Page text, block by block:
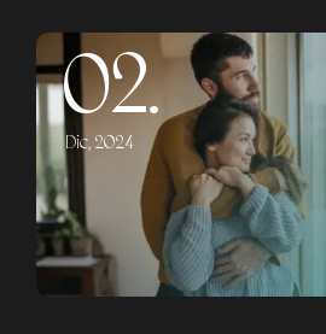
02.
Dic, 2024